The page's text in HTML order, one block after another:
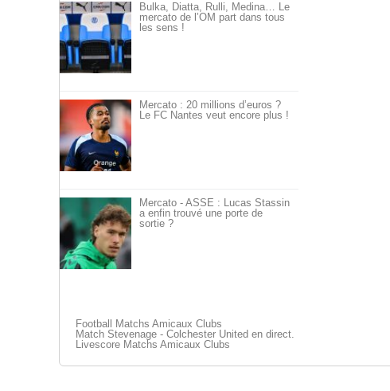
Bulka, Diatta, Rulli, Medina… Le
mercato de l’OM part dans tous
les sens !
Mercato : 20 millions d’euros ?
Le FC Nantes veut encore plus !
Mercato - ASSE : Lucas Stassin
a enfin trouvé une porte de
sortie ?
Football Matchs Amicaux Clubs
Match Stevenage - Colchester United en direct.
Livescore Matchs Amicaux Clubs